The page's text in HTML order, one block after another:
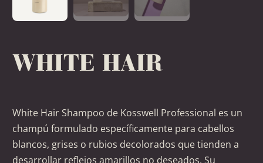
WHITE HAIR
White Hair Shampoo de Kosswell Professional es un
champú formulado específicamente para cabellos
blancos, grises o rubios decolorados que tienden a
desarrollar reflejos amarillos no deseados. Su